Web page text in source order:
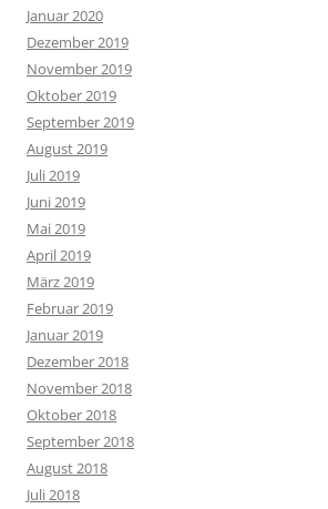
Januar 2020
Dezember 2019
November 2019
Oktober 2019
September 2019
August 2019
Juli 2019
Juni 2019
Mai 2019
April 2019
März 2019
Februar 2019
Januar 2019
Dezember 2018
November 2018
Oktober 2018
September 2018
August 2018
Juli 2018